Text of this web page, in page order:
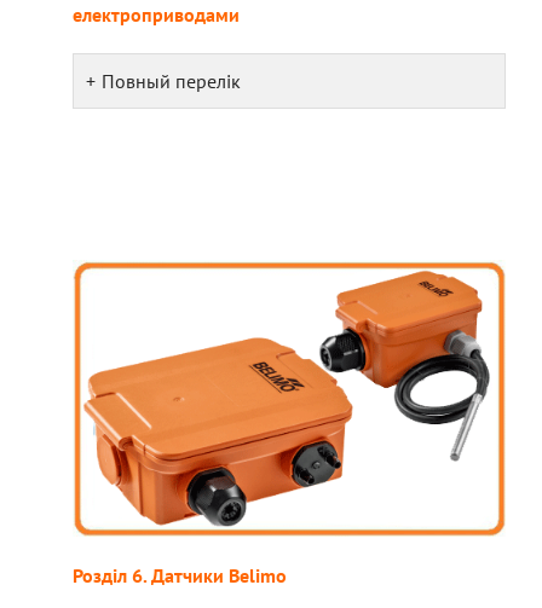
електроприводами
Повный перелік
Розділ 6. Датчики Belimo